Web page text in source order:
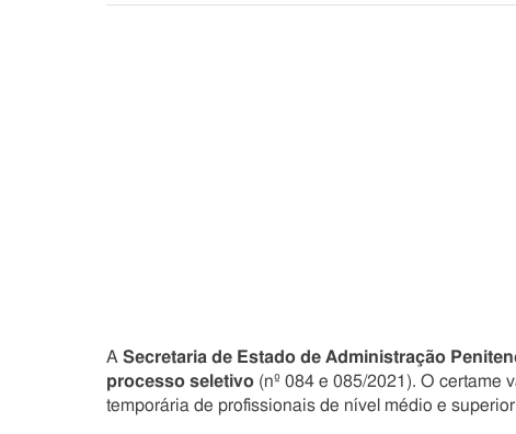
A Secretaria de Estado de Administração
processo seletivo (nº 084 e 085/2021). O certame
temporária de profissionais de nível médio e